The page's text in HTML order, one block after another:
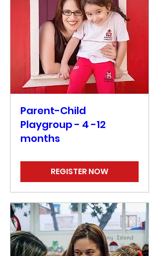
Parent-Child
Playgroup - 4 -12
months
REGISTER NOW